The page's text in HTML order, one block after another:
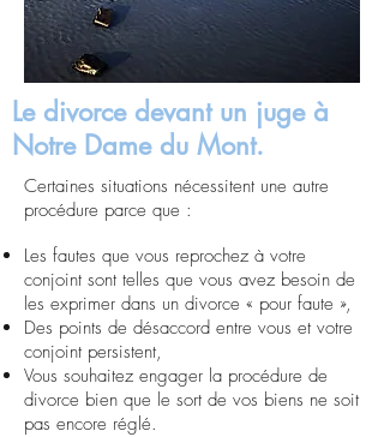
Le divorce devant un juge à
Notre Dame du Mont.
Certaines situations nécessitent une autre
procédure parce que :
Les fautes que vous reprochez à votre
conjoint sont telles que vous avez besoin de
les exprimer dans un divorce « pour faute »,
Des points de désaccord entre vous et votre
conjoint persistent,
Vous souhaitez engager la procédure de
divorce bien que le sort de vos biens ne soit
pas encore réglé.